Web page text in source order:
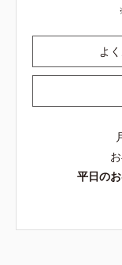
よ
平日の